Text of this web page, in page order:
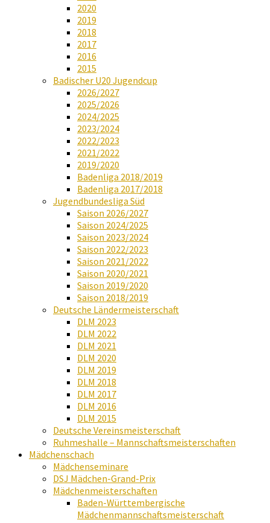
2020
2019
2018
2017
2016
2015
Badischer U20 Jugendcup
2026/2027
2025/2026
2024/2025
2023/2024
2022/2023
2021/2022
2019/2020
Badenliga 2018/2019
Badenliga 2017/2018
Jugendbundesliga Süd
Saison 2026/2027
Saison 2024/2025
Saison 2023/2024
Saison 2022/2023
Saison 2021/2022
Saison 2020/2021
Saison 2019/2020
Saison 2018/2019
Deutsche Ländermeisterschaft
DLM 2023
DLM 2022
DLM 2021
DLM 2020
DLM 2019
DLM 2018
DLM 2017
DLM 2016
DLM 2015
Deutsche Vereinsmeisterschaft
Ruhmeshalle – Mannschaftsmeisterschaften
Mädchenschach
Mädchenseminare
DSJ Mädchen-Grand-Prix
Mädchenmeisterschaften
Baden-Württembergische
Mädchenmannschaftsmeisterschaft